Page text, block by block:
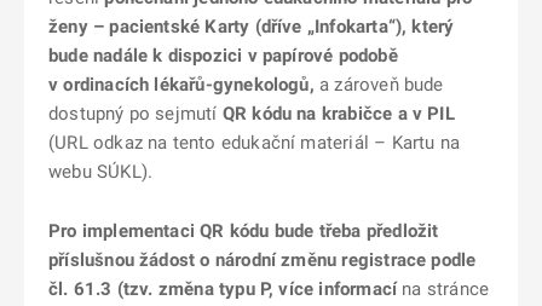
ženy – pacientské Karty (dříve „Infokarta“), který
bude nadále k dispozici v papírové podobě
v ordinacích lékařů-gynekologů, a zároveň bude
dostupný po sejmutí QR kódu na krabičce a v PIL
(URL odkaz na tento edukační materiál – Kartu na
webu SÚKL).
Pro implementaci QR kódu bude třeba předložit
příslušnou žádost o národní změnu registrace podle
čl. 61.3 (tzv. změna typu P, více informacína stránce